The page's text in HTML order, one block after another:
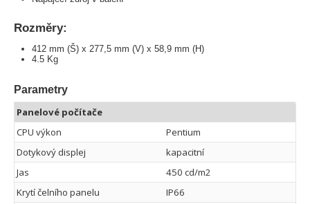
Rozměry:
412 mm (Š) x 277,5 mm (V) x 58,9 mm (H)
4.5 Kg
Parametry
Panelové počítače
CPU výkon
Pentium
Dotykový displej
kapacitní
Jas
450 cd/m2
Krytí čelního panelu
IP66